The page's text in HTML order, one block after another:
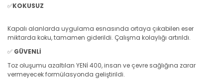
✅KOKUSUZ
Kapalı alanlarda uygulama esnasında ortaya çıkabilen eser
miktarda koku, tamamen giderildi. Çalışma kolaylığı artırıldı.
✅ GÜVENLİ
Toz oluşumu azaltılan YENİ 400, insan ve çevre sağlığına zarar
vermeyecek formülasyonda geliştirildi.